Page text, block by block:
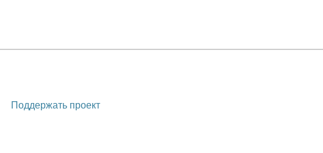
Поддержать проект